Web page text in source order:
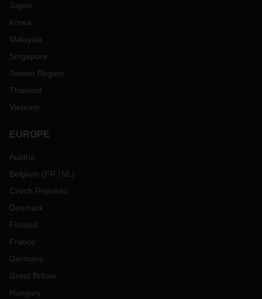
Japan
Korea
Malaysia
Singapore
Taiwan Region
Thailand
Vietnam
EUROPE
Austria
Belgium (FR NL )
Czech Republic
Denmark
Finland
France
Germany
Great Britain
Hungary